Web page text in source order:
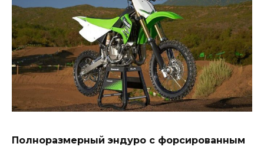
Полноразмерный эндуро с форсированным